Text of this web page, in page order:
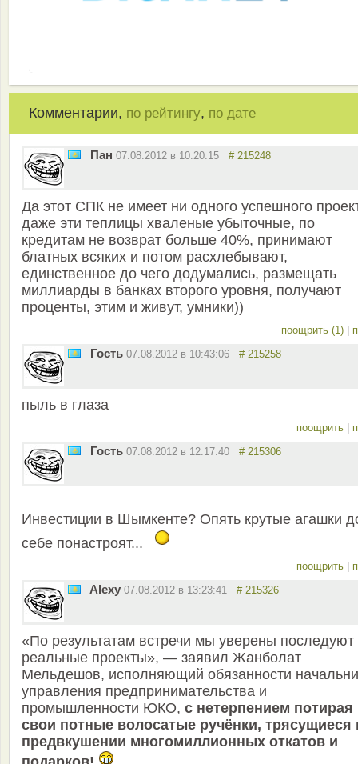
Комментарии, по рейтингу, по дате
Пан 07.08.2012 в 10:20:15 # 215248
Да этот СПК не имеет ни одного успешного
даже эти теплицы хваленые убыточные, по
кредитам не возврат больше 40%, принимают
блатных всяких и потом расхлебывают,
единственное до чего додумались, размещать
миллиарды в банках второго уровня, получают
проценты, этим и живут, умники))
поощрить (1)
Гость 07.08.2012 в 10:43:06 # 215258
пыль в глаза
поощрить
Гость 07.08.2012 в 12:17:40 # 215306
Инвестиции в Шымкенте? Опять крутые агашки
себе понастроят...
поощрить
Alexy 07.08.2012 в 13:23:41 # 215326
«По результатам встречи мы уверены последуют
реальные проекты», — заявил Жанболат
Мельдешов, исполняющий обязанности
управления предпринимательства и
промышленности ЮКО, с нетерпением потирая
свои потные волосатые ручёнки, трясущиеся
предвкушении многомиллионных откатов и